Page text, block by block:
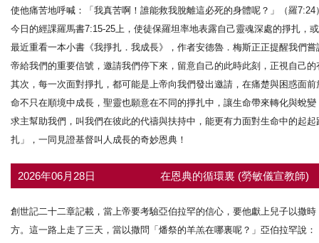
使他痛苦地呼喊：「我真苦啊！誰能救我脫離這必死的身體呢？」（羅7:24
今日的經課羅馬書7:15-25上，使徒保羅坦率地表露自己靈魂深處的掙扎，
最近重看一本小書《我掙扎．我成長》，作者安德魯．梅斯正正提醒我們
帝給我們的重要信號，邀請我們停下來，留意自己的此時此刻，正視自己
其次，每一次面對掙扎，都可能是上帝向我們發出邀請，在痛楚與困惑面
命不只在順境中成長，聖靈也願意在不同的掙扎中，讓生命帶來轉化與蛻
求主幫助我們，叫我們在彼此的代禱與扶持中，能更有力面對生命中的起
扎」，一同見證基督叫人成長的奇妙恩典！
2026年06月28日 在恩典的循環裏 (勞敏儀宣教師)
創世記二十二章記載，當上帝要考驗亞伯拉罕的信心，要他獻上兒子以撒
方。這一路上走了三天，當以撒問「燔祭的羊羔在哪裏呢？」亞伯拉罕說